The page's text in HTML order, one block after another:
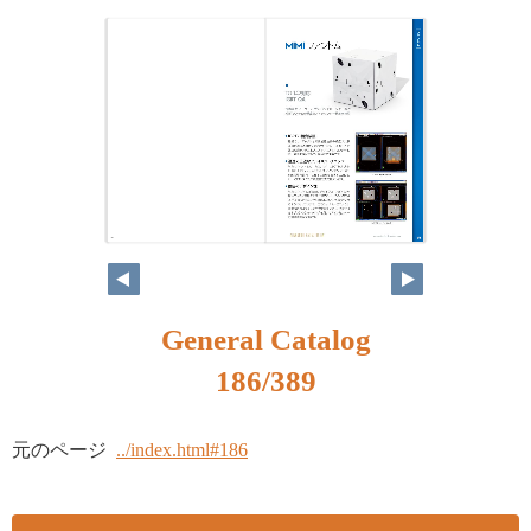
170 171
General Catalog
186/389
元のページ ../index.html#186